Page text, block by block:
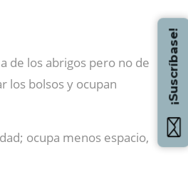
de los abrigos pero no de
los bolsos y ocupan
ocupa menos espacio,
¡Suscríbase!